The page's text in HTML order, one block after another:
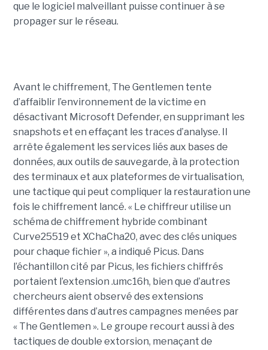
que le logiciel malveillant puisse continuer à se
propager sur le réseau.
Avant le chiffrement, The Gentlemen tente
d’affaiblir l’environnement de la victime en
désactivant Microsoft Defender, en supprimant les
snapshots et en effaçant les traces d’analyse. Il
arrête également les services liés aux bases de
données, aux outils de sauvegarde, à la protection
des terminaux et aux plateformes de virtualisation,
une tactique qui peut compliquer la restauration une
fois le chiffrement lancé. « Le chiffreur utilise un
schéma de chiffrement hybride combinant
Curve25519 et XChaCha20, avec des clés uniques
pour chaque fichier », a indiqué Picus. Dans
l’échantillon cité par Picus, les fichiers chiffrés
portaient l’extension .umc16h, bien que d’autres
chercheurs aient observé des extensions
différentes dans d’autres campagnes menées par
« The Gentlemen ». Le groupe recourt aussi à des
tactiques de double extorsion, menaçant de